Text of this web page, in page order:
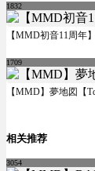
1832
【MMD初音11周年
1709
【MMD】夢地図【
相关推荐
3054